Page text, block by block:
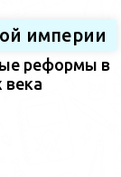
империи
реформы в
века